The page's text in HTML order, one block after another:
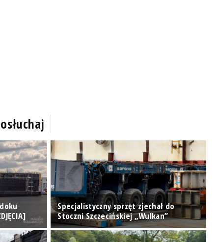
Specjalistyczny sprzęt zjechał do
Stoczni Szczecińskiej „Wulkan”